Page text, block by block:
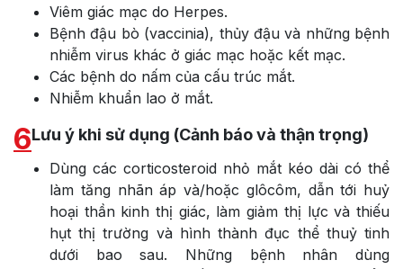
Viêm giác mạc do Herpes.
Bệnh đậu bò (vaccinia), thủy đậu và những bệnh
nhiễm virus khác ở giác mạc hoặc kết mạc.
Các bệnh do nấm của cấu trúc mắt.
Nhiễm khuẩn lao ở mắt.
6Lưu ý khi sử dụng (Cảnh báo và thận trọng)
Dùng các corticosteroid nhỏ mắt kéo dài có thể
làm tăng nhãn áp và/hoặc glôcôm, dẫn tới huỷ
hoại thần kinh thị giác, làm giảm thị lực và thiếu
hụt thị trường và hình thành đục thể thuỷ tinh
dưới bao sau. Những bệnh nhân dùng